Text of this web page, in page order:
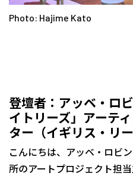
Photo: Hajime Kato
登壇者：アッベ・ロ
イトリーズ」アーテ
ター（イギリス・リー
こんにちは、アッベ・ロビ
所のアートプロジェクト担